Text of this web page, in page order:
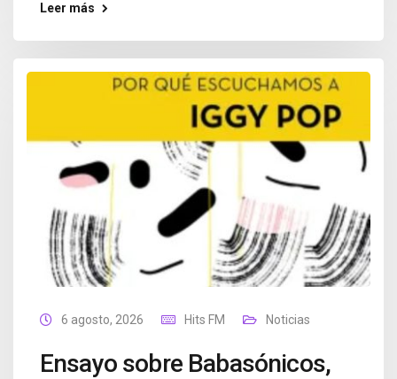
Leer más
6 agosto, 2026 Hits FM Noticias
Ensayo sobre Babasónicos,